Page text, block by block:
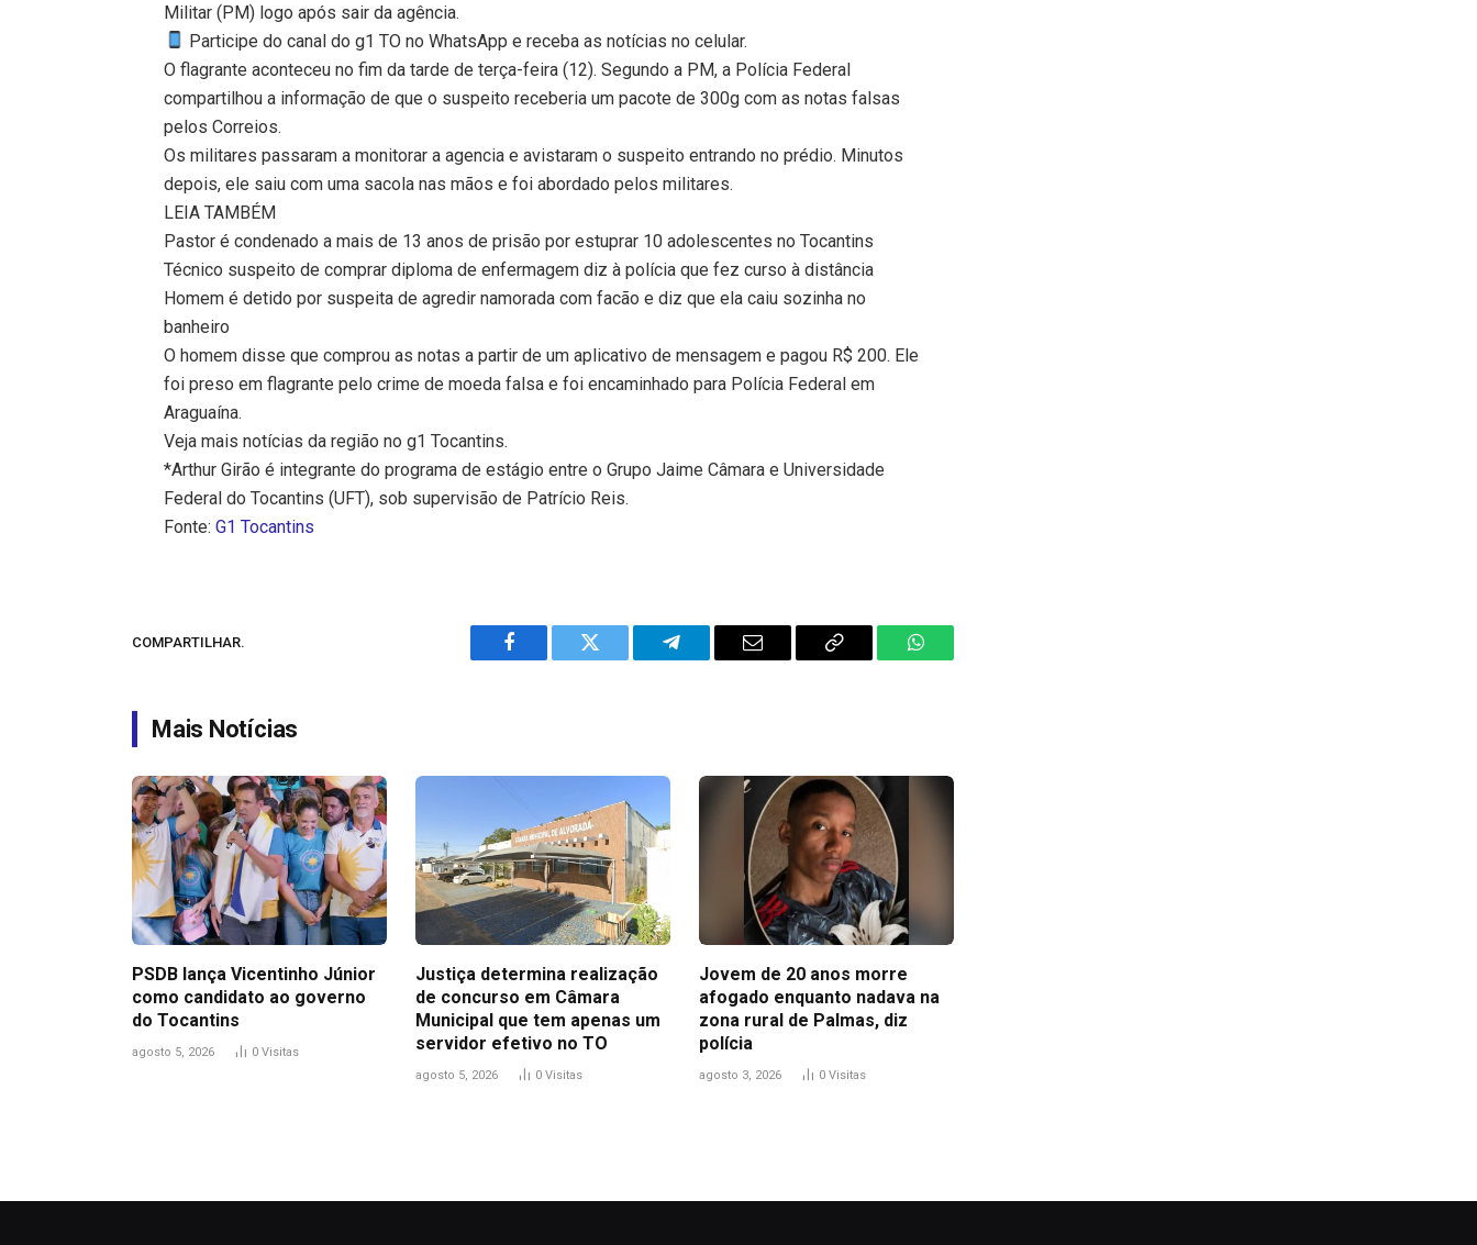
Militar (PM) logo após sair da agência.
Participe do canal do g1 TO no WhatsApp e receba as notícias no celular.
O flagrante aconteceu no fim da tarde de terça-feira (12). Segundo a PM, a Polícia Federal
compartilhou a informação de que o suspeito receberia um pacote de 300g com as notas falsas
pelos Correios.
Os militares passaram a monitorar a agencia e avistaram o suspeito entrando no prédio. Minutos
depois, ele saiu com uma sacola nas mãos e foi abordado pelos militares.
LEIA TAMBÉM
Pastor é condenado a mais de 13 anos de prisão por estuprar 10 adolescentes no Tocantins
Técnico suspeito de comprar diploma de enfermagem diz à polícia que fez curso à distância
Homem é detido por suspeita de agredir namorada com facão e diz que ela caiu sozinha no
banheiro
O homem disse que comprou as notas a partir de um aplicativo de mensagem e pagou R$ 200. Ele
foi preso em flagrante pelo crime de moeda falsa e foi encaminhado para Polícia Federal em
Araguaína.
Veja mais notícias da região no g1 Tocantins.
*Arthur Girão é integrante do programa de estágio entre o Grupo Jaime Câmara e Universidade
Federal do Tocantins (UFT), sob supervisão de Patrício Reis.
Fonte:G1 Tocantins
COMPARTILHAR.
Facebook Twitter Telegram Email
Copy
WhatsApp
Mais Notícias
PSDB lança Vicentinho Júnior
como candidato ao governo
do Tocantins
agosto 5, 2026 0 Visitas
Justiça determina realização
de concurso em Câmara
Municipal que tem apenas um
servidor efetivo no TO
agosto 5, 2026 0 Visitas
Jovem de 20 anos morre
afogado enquanto nadava na
zona rural de Palmas, diz
polícia
agosto 3, 2026 0 Visitas